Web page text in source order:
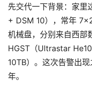
先交代一下背景：家里
+ DSM 10），常年
机械盘，分别来自西部
HGST（Ultrastar
10TB）。这次告警出
年。